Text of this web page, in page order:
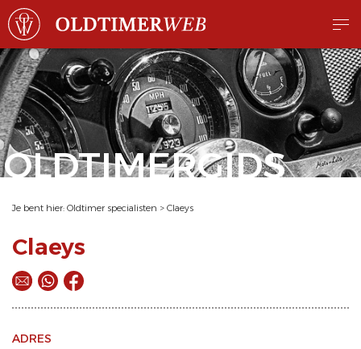
OLDTIMERGIDS
Je bent hier: Oldtimer specialisten > Claeys
Claeys
ADRES